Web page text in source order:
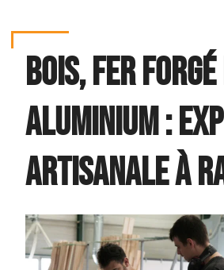
Bois, Fer
Aluminium :
Artisanale à